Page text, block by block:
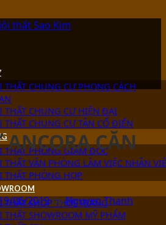
THẤT CHUNG CƯ PHONG CÁCH
THẤT CHUNG CƯ HIỆN ĐẠI
THẤT CHUNG CƯ TÂN CỔ ĐIỂN
THẤT PHÒNG GIÁM ĐỐC
THẤT VĂN PHÒNG LÀM VIỆC NHÂN
THẤT PHÒNG HỌP
THẤT SHOP THỜI TRANG
THẤT SHOWROOM MỸ PHẨM
ANCORA CĂN
06/2019byNguyen Thanh